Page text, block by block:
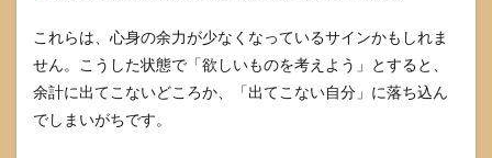
かれ
たと
きの
答え
方
これらは、心身の余力が少なくなっているサインかもしれま
せん。こうした状態で「欲しいものを考えよう」とすると、
余計に出てこないどころか、「出てこない自分」に落ち込ん
でしまいがちです。